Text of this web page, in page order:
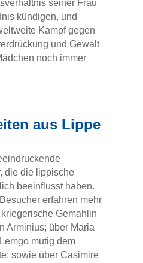
seiner Frau
kündigen, und
Kampf gegen
und Gewalt
noch immer
aus Lippe
die die lippische
beeinflusst haben.
erfahren mehr
Gemahlin
Arminius; über Maria
mutig dem
sowie über Casimire